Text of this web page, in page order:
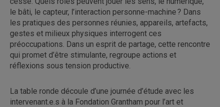
le bâti, le capteur, l’interaction personne-machine ? Dans
les pratiques des personnes réunies, appareils, artefacts,
gestes et milieux physiques interrogent ces
préoccupations. Dans un esprit de partage, cette rencontre
qui promet d’être stimulante, regroupe actions et
réflexions sous tension productive.
La table ronde découle d’une journée d’étude avec les
intervenant.e.s à la Fondation Grantham pour l’art et